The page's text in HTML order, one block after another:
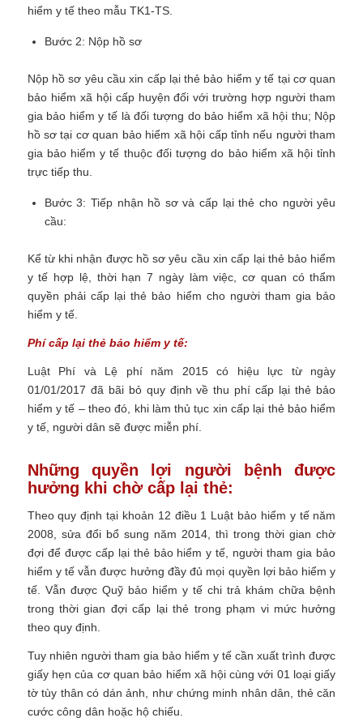
hiểm y tế theo mẫu TK1-TS.
Bước 2: Nộp hồ sơ
Nộp hồ sơ yêu cầu xin cấp lại thẻ bảo hiểm y tế tại cơ quan
bảo hiểm xã hội cấp huyện đối với trường hợp người tham
gia bảo hiểm y tế là đối tượng do bảo hiểm xã hội thu; Nộp
hồ sơ tại cơ quan bảo hiểm xã hội cấp tỉnh nếu người tham
gia bảo hiểm y tế thuộc đối tượng do bảo hiểm xã hội tỉnh
trực tiếp thu.
Bước 3: Tiếp nhận hồ sơ và cấp lại thẻ cho người yêu
cầu:
Kể từ khi nhận được hồ sơ yêu cầu xin cấp lại thẻ bảo hiểm
y tế hợp lệ, thời hạn 7 ngày làm việc, cơ quan có thẩm
quyền phải cấp lại thẻ bảo hiểm cho người tham gia bảo
hiểm y tế.
Phí cấp lại thẻ bảo hiểm y tế:
Luật Phí và Lệ phí năm 2015 có hiệu lực từ ngày
01/01/2017 đã bãi bỏ quy định về thu phí cấp lại thẻ bảo
hiểm y tế – theo đó, khi làm thủ tục xin cấp lại thẻ bảo hiểm
y tế, người dân sẽ được miễn phí.
Những quyền lợi người bệnh được
hưởng khi chờ cấp lại thẻ:
Theo quy định tại khoản 12 điều 1 Luật bảo hiểm y tế năm
2008, sửa đổi bổ sung năm 2014, thì trong thời gian chờ
đợi để được cấp lại thẻ bảo hiểm y tế, người tham gia bảo
hiểm y tế vẫn được hưởng đầy đủ mọi quyền lợi bảo hiểm y
tế. Vẫn được Quỹ bảo hiểm y tế chi trả khám chữa bệnh
trong thời gian đợi cấp lại thẻ trong phạm vi mức hưởng
theo quy định.
Tuy nhiên người tham gia bảo hiểm y tế cần xuất trình được
giấy hẹn của cơ quan bảo hiểm xã hội cùng với 01 loại giấy
tờ tùy thân có dán ảnh, như chứng minh nhân dân, thẻ căn
cước công dân hoặc hộ chiếu.